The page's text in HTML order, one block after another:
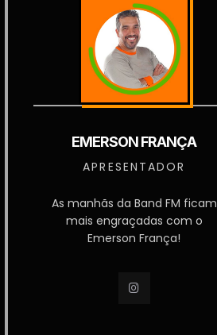
EMERSON FRANÇA
APRESENTADOR
As manhãs da Band FM ficam
mais engraçadas com o
Emerson França!